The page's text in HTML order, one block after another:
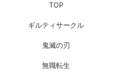
TOP
ギルティサークル
鬼滅の刃
無職転生